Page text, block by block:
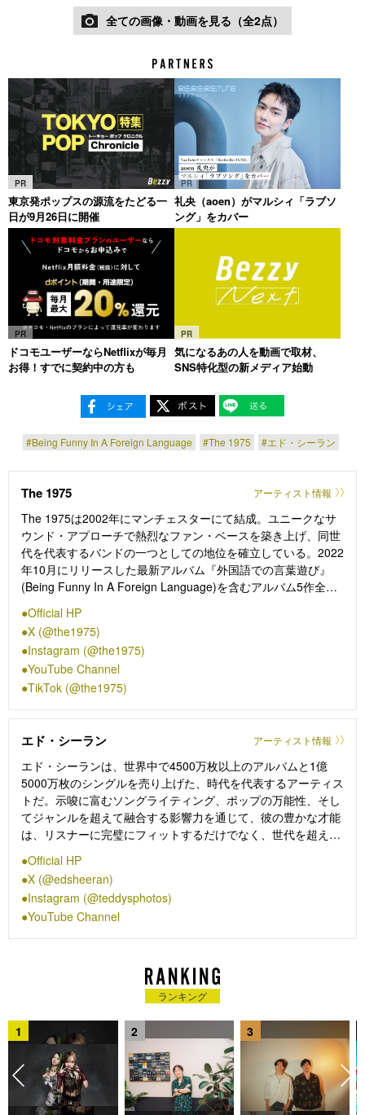
全ての画像・動画を見る（全2点）
PR
東京発ポップスの源流をたどる一
日が9月26日に開催
PR
礼央（aoen）がマルシィ「ラブソ
ング」をカバー
PR
ドコモユーザーならNetflixが毎月
お得！すでに契約中の方も
PR
気になるあの人を動画で取材、
SNS特化型の新メディア始動
#Being Funny In A Foreign Language #The 1975 #エド・シーラン
The 1975 アーティスト情報
The 1975は2002年にマンチェスターにて結成。ユニークなサ
ウンド・アプローチで熱烈なファン・ベースを築き上げ、同世
代を代表するバンドの一つとしての地位を確立している。2022
年10月にリリースした最新アルバム『外国語での言葉遊び』
(Being Funny In A Foreign Language)を含むアルバム5作全て
毎年東京・大阪で開催されている、ロック・フェスティバル
「サマーソニック」には過去5回出演しており、2013年
(SONIC STAGE)、2014年(MARINE STAGE)、2016年(SONIC
STAGEトリ)、2019年(MARINE STAGE 2ndヘッドライナー)、
そして2022年には初めてのヘッドライナーでの出演を果たし
た。そして今年4月には、キャリア最高潮にして迎えた、バン
ド史上最大規模のジャパン・ツアー【THE 1975 AT THEIR
VERY BEST JAPAN 2023】を大成功に終え、東京・横浜・名
古屋・大阪の4都市にて開催された全5公演のチケットは完売
（一部追加席の販売あり）、計4万2千人を動員する大規模なツ
アーとなった。また同時期に東京・原宿で開催したポップアッ
プショップは連日長蛇の列が出来るなど、大盛況となった。
Official HP
X (@the1975)
Instagram (@the1975)
YouTube Channel
TikTok (@the1975)
エド・シーラン アーティスト情報
エド・シーランは、世界中で4500万枚以上のアルバムと1億
5000万枚のシングルを売り上げた、時代を代表するアーティス
トだ。示唆に富むソングライティング、ポップの万能性、そし
てジャンルを超えて融合する影響力を通じて、彼の豊かな才能
は、リスナーに完璧にフィットするだけでなく、世代を超えて
2010年、当時気に入ったグライム系アーティストをフィーチャ
ーした8曲入りEP『No.5 Collaborations Project』でUKサーキ
ットに登場して以来、その比類なきソングクラフトと多様性に
よって世界中のファンと共鳴し合ってきた。そして現在、
『+』（2011年）、『x』（2014年）、『÷』（2017年）、
（2021年）と5作連続で全英No.1アルバムとなり、エドは地球
上で最も人気があるポップスターの1人としてその地位を再確
彼の大ヒットとなった3枚目のスタジオ・アルバム『÷』は、現
在もイギリスで男性アーティストによる史上最速の売り上げを
記録しており、リード・シングル「Shape of You」は、Spotify
史上最もストリームされた楽曲としての地位を維持している。
Official HP
X (@edsheeran)
Instagram (@teddysphotos)
YouTube Channel
ランキング
1 2 3